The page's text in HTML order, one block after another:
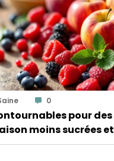
0
pour des
moins sucrées et